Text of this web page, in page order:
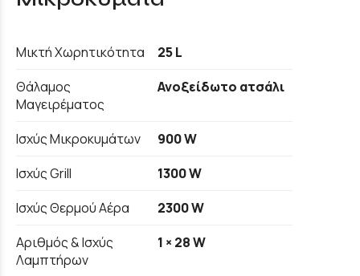
Μικτή Χωρητικότητα
25 L
Θάλαμος
Μαγειρέματος
Ανοξείδωτο ατσάλι
Ισχύς Μικροκυμάτων
900 W
Ισχύς Grill
1300 W
Ισχύς Θερμού Αέρα
2300 W
Αριθμός & Ισχύς
Λαμπτήρων
1 × 28 W